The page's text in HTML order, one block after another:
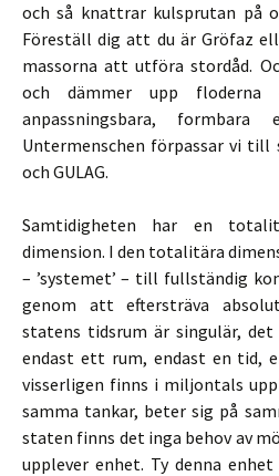
och så knattrar kulsprutan på
Föreställ dig att du är Gröfaz
massorna att utföra stordåd.
och dämmer upp
anpassningsbara,
Untermenschen förpassar vi
och GULAG.
Samtidigheten har en
dimension. I den totalitära
– ’systemet’ – till fullständig
genom att eftersträva
statens tidsrum är singulär,
endast ett rum, endast en tid,
visserligen finns i miljontals
samma tankar, beter sig på
staten finns det inga behov av
upplever enhet. Ty denna